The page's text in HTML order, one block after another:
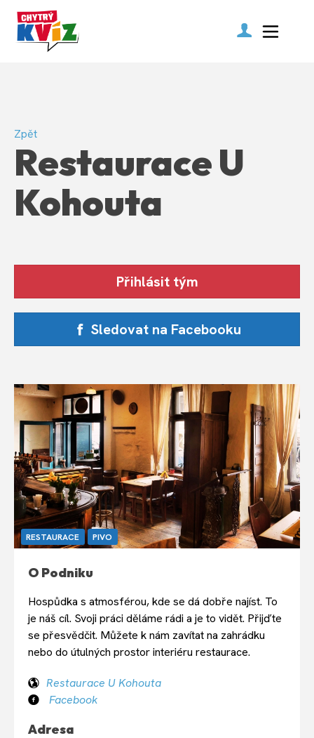
Zpět
Restaurace U
Kohouta
Přihlásit tým
Sledovat na Facebooku
RESTAURACE PIVO
O Podniku
Hospůdka s atmosférou, kde se dá dobře najíst. To
je náš cíl. Svoji práci děláme rádi a je to vidět. Přijďte
se přesvědčit. Můžete k nám zavítat na zahrádku
nebo do útulných prostor interiéru restaurace.
Restaurace U Kohouta
Facebook
Adresa